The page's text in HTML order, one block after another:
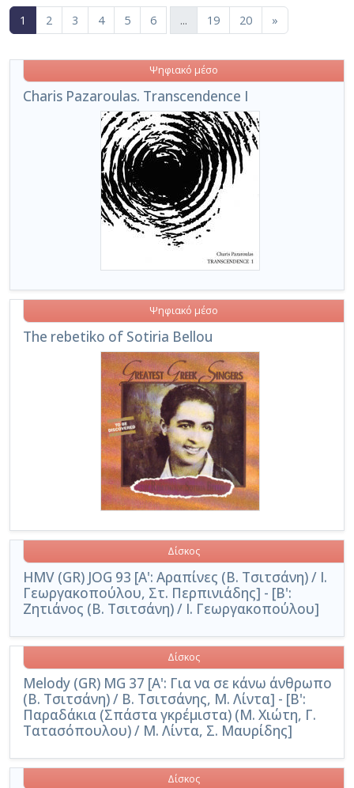
1 (current)
2 3 4 5 6 ... 19 20 »
Charis Pazaroulas. Transcendence I
Ψηφιακό μέσο
The rebetiko of Sotiria Bellou
Ψηφιακό μέσο
HMV (GR) JOG 93 [Α': Αραπίνες (Β. Τσιτσάνη) / Ι.
Γεωργακοπούλου, Στ. Περπινιάδης] - [Β':
Ζητιάνος (Β. Τσιτσάνη) / Ι. Γεωργακοπούλου]
Δίσκος
Melody (GR) MG 37 [Α': Για να σε κάνω άνθρωπο
(Β. Τσιτσάνη) / Β. Τσιτσάνης, Μ. Λίντα] - [Β':
Παραδάκια (Σπάστα γκρέμιστα) (Μ. Χιώτη, Γ.
Τατασόπουλου) / Μ. Λίντα, Σ. Μαυρίδης]
Δίσκος
Δίσκος